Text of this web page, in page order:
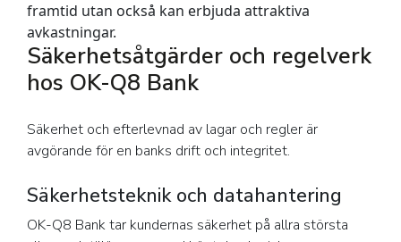
framtid utan också kan erbjuda attraktiva
avkastningar.
Säkerhetsåtgärder och regelverk
hos OK-Q8 Bank
Säkerhet och efterlevnad av lagar och regler är
avgörande för en banks drift och integritet.
Säkerhetsteknik och datahantering
OK-Q8 Bank tar kundernas säkerhet på allra största